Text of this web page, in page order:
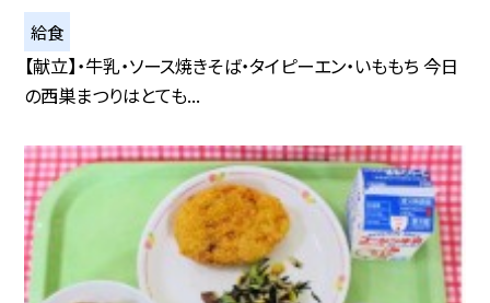
給食
【献立】・牛乳・ソース焼きそば・タイピーエン・いももち 今日
の西巣まつりはとても...